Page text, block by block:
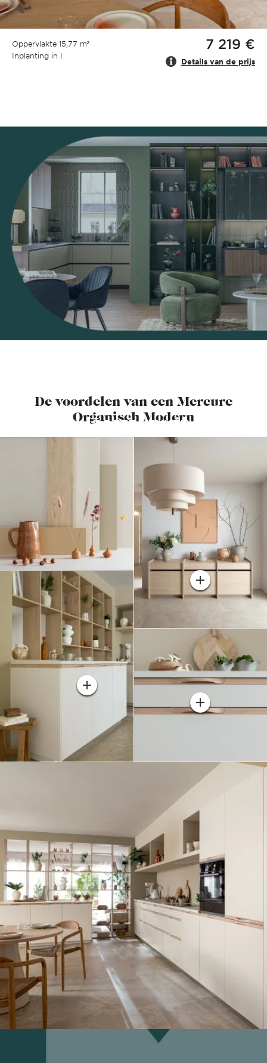
Oppervlakte 15,77 m² 7 219 €
Inplanting in I
Details van de prijs
BEVALT DEZE KEUKEN JE?
MAAK EEN AFSPRAAK
De voordelen van een Mercure
Organisch Modern